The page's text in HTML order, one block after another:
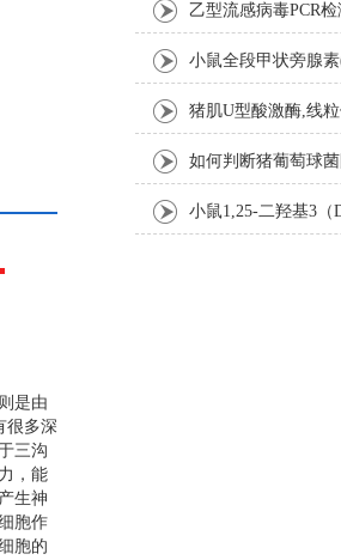
是由
很多深
三沟
，能
生神
胞作
胞的